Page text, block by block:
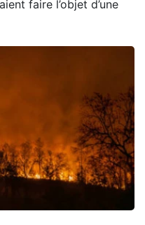
faire l’objet d’une